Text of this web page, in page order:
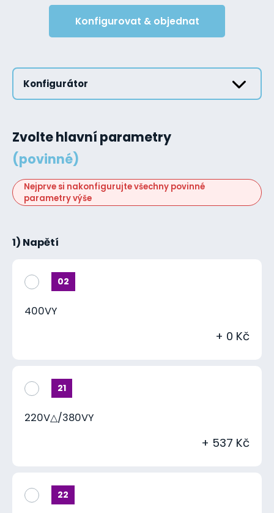
Konfigurovat & objednat
Konfigurátor
Zvolte hlavní parametry
(povinné)
Nejprve si nakonfigurujte všechny povinné
parametry výše
1) Napětí
02
400VY
+ 0 Kč
21
220V△/380VY
+ 537 Kč
22